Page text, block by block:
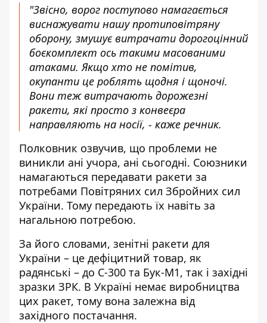
"Звісно, ворог поступово намагається
виснажувати нашу протиповітряну
оборону, змушує витрачати дорогоцінний
боєкомплект ось такими масованими
атаками. Якщо хто не помітив,
окупанти це роблять щодня і щоночі.
Вони теж витрачають дорожезні
ракети, які просто з конвеєра
направляють на носії, - каже речник.
Полковник озвучив, що проблеми не
виникли ані учора, ані сьогодні. Союзники
намагаються передавати ракети за
потребами Повітряних сил Збройних сил
України. Тому передають їх навіть за
нагальною потребою.
За його словами, зенітні ракети для
України – це дефіцитний товар, як
радянські – до С-300 та Бук-М1, так і західні
зразки ЗРК. В Україні немає виробництва
цих ракет, тому вона залежна від
західного постачання.